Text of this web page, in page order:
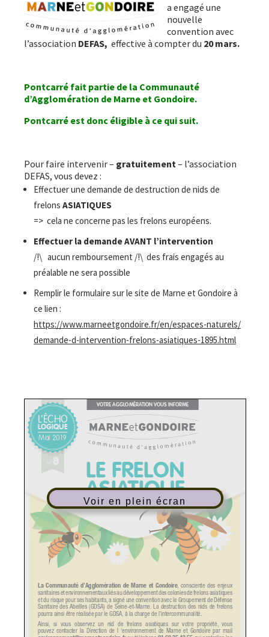
a engagé une
nouvelle
convention avec
l’association DEFAS, effective à compter du 20 mars.
Pontcarré fait partie de la Communauté
d’Agglomération de Marne et Gondoire.
Pontcarré est donc éligible à ce qui suit.
Pour faire intervenir – gratuitement – l’association
DEFAS, vous devez :
Effectuer une demande de destruction de nids de
frelons ASIATIQUES
=> cela ne concerne pas les frelons européens.
Effectuer la demande AVANT l’intervention
/!\ aucun remboursement /!\ des frais engagés au
préalable ne sera possible
Remplir le formulaire sur le site de Marne et Gondoire à
ce lien :
https://www.marneetgondoire.fr/en/espaces-naturels/
demande-d-intervention-frelons-asiatiques-1895.html
Voir en plein écran